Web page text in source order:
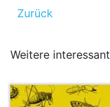
Zurück
Weitere